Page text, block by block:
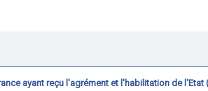
ayant reçu l'agrément et l'habilitation de